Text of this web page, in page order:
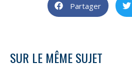
Partager
SUR LE MÊME SUJET